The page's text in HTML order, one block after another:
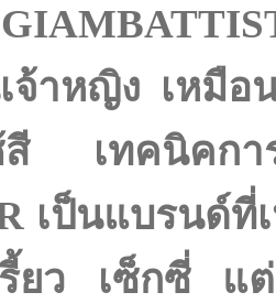
จ้าหญิง เหมือ
ช้สี เทคนิค
เป็นแบรนด์
รี้ยว เซ็กซี่ แ